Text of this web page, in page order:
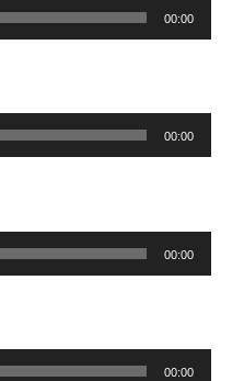
00:00
00:00
00:00
00:00